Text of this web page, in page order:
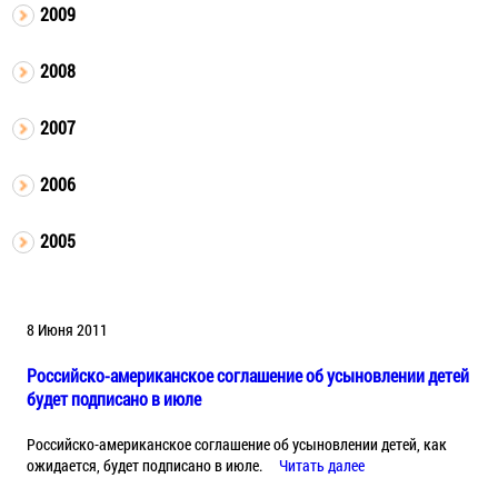
2009
2008
2007
2006
2005
8 Июня 2011
Российско-американское соглашение об усыновлении детей
будет подписано в июле
Российско-американское соглашение об усыновлении детей, как
ожидается, будет подписано в июле.
Читать далее